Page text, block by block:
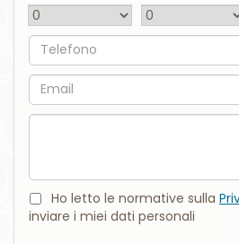
Telefono
Email
Commento
Ho letto le normative sulla
inviare i miei dati personali